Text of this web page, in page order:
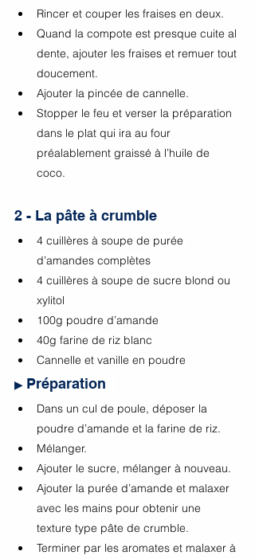
Rincer et couper les fraises en deux.
Quand la compote est presque cuite al
dente, ajouter les fraises et remuer tout
doucement.
Ajouter la pincée de cannelle.
Stopper le feu et verser la préparation
dans le plat qui ira au four
préalablement graissé à l’huile de
coco.
2 - La pâte à crumble
4 cuillères à soupe de purée
d’amandes complètes
4 cuillères à soupe de sucre blond ou
xylitol
100g poudre d’amande
40g farine de riz blanc
Cannelle et vanille en poudre
▶ Préparation
Dans un cul de poule, déposer la
poudre d’amande et la farine de riz.
Mélanger.
Ajouter le sucre, mélanger à nouveau.
Ajouter la purée d’amande et malaxer
avec les mains pour obtenir une
texture type pâte de crumble.
Terminer par les aromates et malaxer à